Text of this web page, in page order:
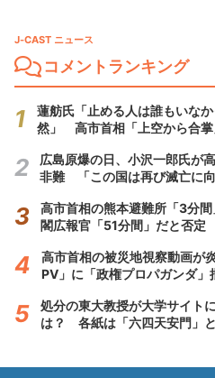
J-CAST ニュース
コメントランキング
蓮舫氏「止める人は誰もいな
然」 高市首相「上空から合掌
広島原爆の日、小沢一郎氏が
非難 「この国は再び滅亡に向
高市首相の熊本避難所「3分
閣広報官「51分間」だと否定
高市首相の被災地視察動画
PV」に「政権プロパガンダ」
処分の東大教授が大学サイト
は？ 各紙は「六四天安門」